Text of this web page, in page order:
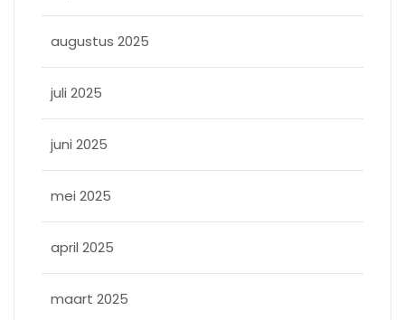
augustus 2025
juli 2025
juni 2025
mei 2025
april 2025
maart 2025